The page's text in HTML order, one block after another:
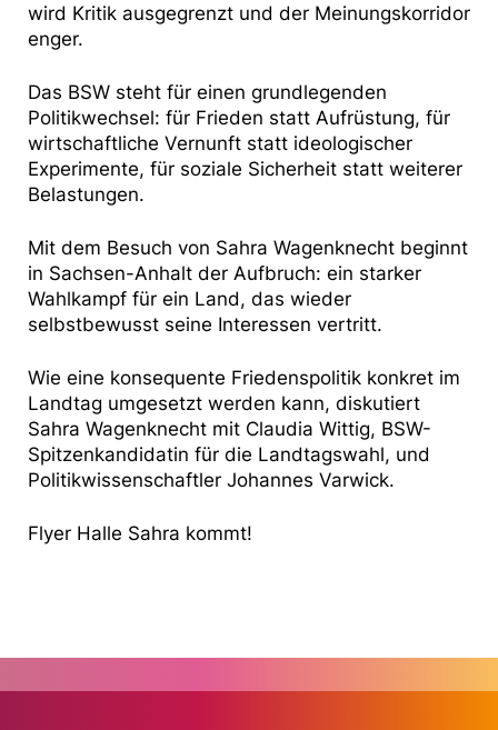
wird Kritik ausgegrenzt und der Meinungskorridor
enger.
Das BSW steht für einen grundlegenden
Politikwechsel: für Frieden statt Aufrüstung, für
wirtschaftliche Vernunft statt ideologischer
Experimente, für soziale Sicherheit statt weiterer
Belastungen.
Mit dem Besuch von Sahra Wagenknecht beginnt
in Sachsen-Anhalt der Aufbruch: ein starker
Wahlkampf für ein Land, das wieder
selbstbewusst seine Interessen vertritt.
Wie eine konsequente Friedenspolitik konkret im
Landtag umgesetzt werden kann, diskutiert
Sahra Wagenknecht mit Claudia Wittig, BSW-
Spitzenkandidatin für die Landtagswahl, und
Politikwissenschaftler Johannes Varwick.
Flyer Halle Sahra kommt!